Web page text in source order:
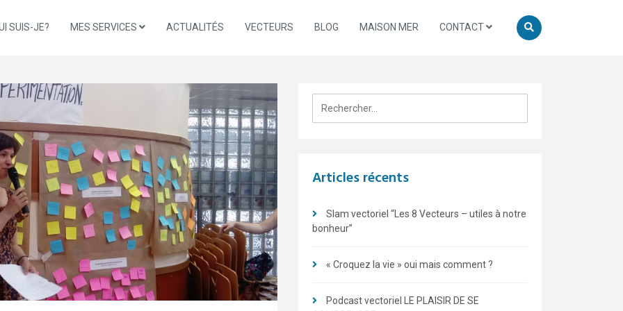
SUIS-JE? MES SERVICES ACTUALITÉS VECTEURS BLOG MAISON MER CONTACT
Articles récents
Slam vectoriel “Les 8 Vecteurs – utiles à notre
bonheur”
« Croquez la vie » oui mais comment ?
Podcast vectoriel LE PLAISIR DE SE